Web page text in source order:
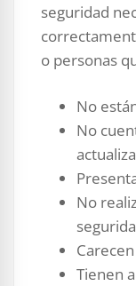
seguridad
o personas
No
No
No
Tienen